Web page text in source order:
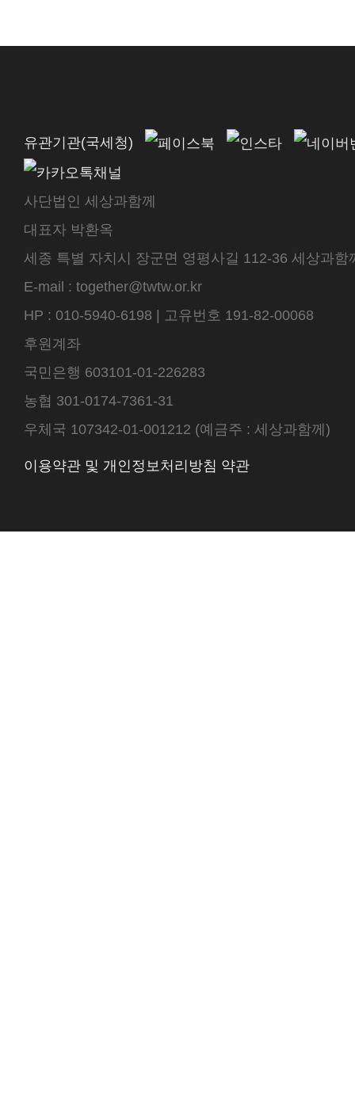
유관기관(국세청)
사단법인 세상과함께
대표자 박환옥
세종 특별 자치시 장군면 영평사길 112-36 세상과
E-mail : together@twtw.or.kr
HP : 010-5940-6198 | 고유번호 191-82-00068
후원계좌
국민은행 603101-01-226283
농협 301-0174-7361-31
우체국 107342-01-001212 (예금주 : 세상과함께)
이용약관 및 개인정보처리방침 약관